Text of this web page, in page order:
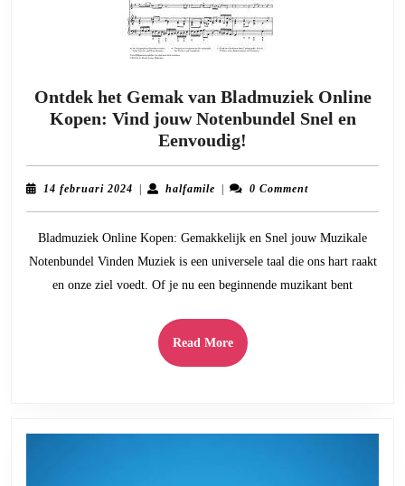
Ontdek het Gemak van Bladmuziek Online
Kopen: Vind jouw Notenbundel Snel en
Eenvoudig!
het
Gemak
Online
Kopen:
Vind
Notenbundel
Snel
14 februari 2024 14| halfamilehalfamile
| 0 Comment
Bladmuziek Online Kopen: Gemakkelijk en Snel jouw Muzikale
Notenbundel Vinden Muziek is een universele taal die ons hart raakt
en onze ziel voedt. Of je nu een beginnende muzikant bent
Read MoreRead
More